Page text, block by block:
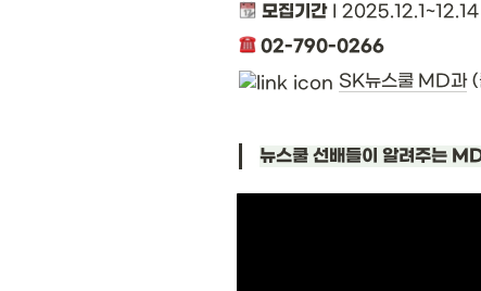
모집기간 I 2025.12.1~12.14
02-790-0266
SK뉴스쿨 MD과 (
뉴스쿨 선배들이 알려주는